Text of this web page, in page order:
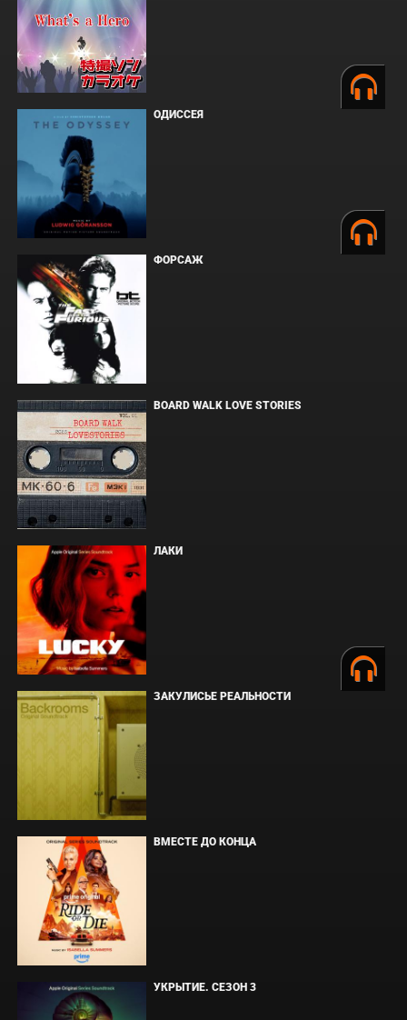
ОДИССЕЯ
ФОРСАЖ
BOARD WALK LOVE STORIES
ЛАКИ
ЗАКУЛИСЬЕ РЕАЛЬНОСТИ
ВМЕСТЕ ДО КОНЦА
УКРЫТИЕ. СЕЗОН 3